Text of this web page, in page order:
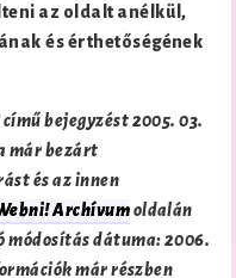
az oldalt anélkül,
és érthetőségének
bejegyzést2005. 03.
már bezárt
és az innen
Archívumoldalán
módosítás dátuma:2006.
már részben